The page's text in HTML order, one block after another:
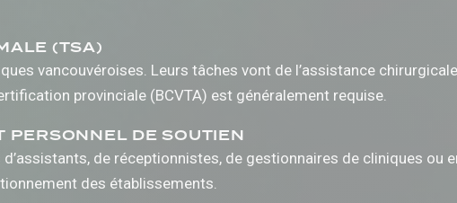
(TSA)
vancouvéroises. Leurs tâches vont de l’assistance
provinciale (BCVTA) est généralement requise.
PERSONNEL DE SOUTIEN
de réceptionnistes, de gestionnaires de cliniques ou
des établissements.